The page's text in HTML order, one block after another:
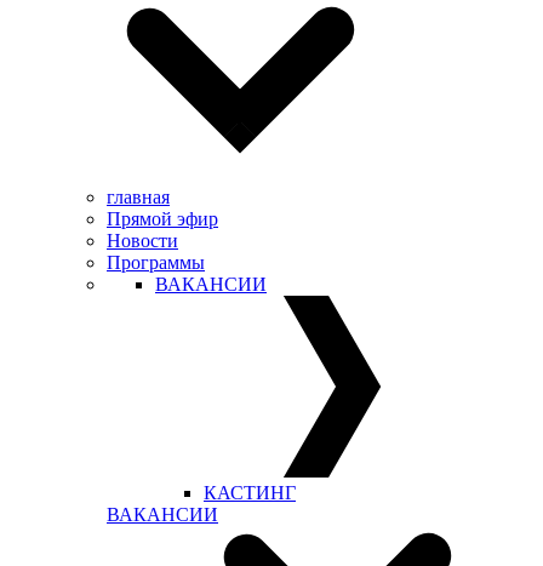
главная
Прямой эфир
Новости
Программы
ВАКАНСИИ
КАСТИНГ
ВАКАНСИИ